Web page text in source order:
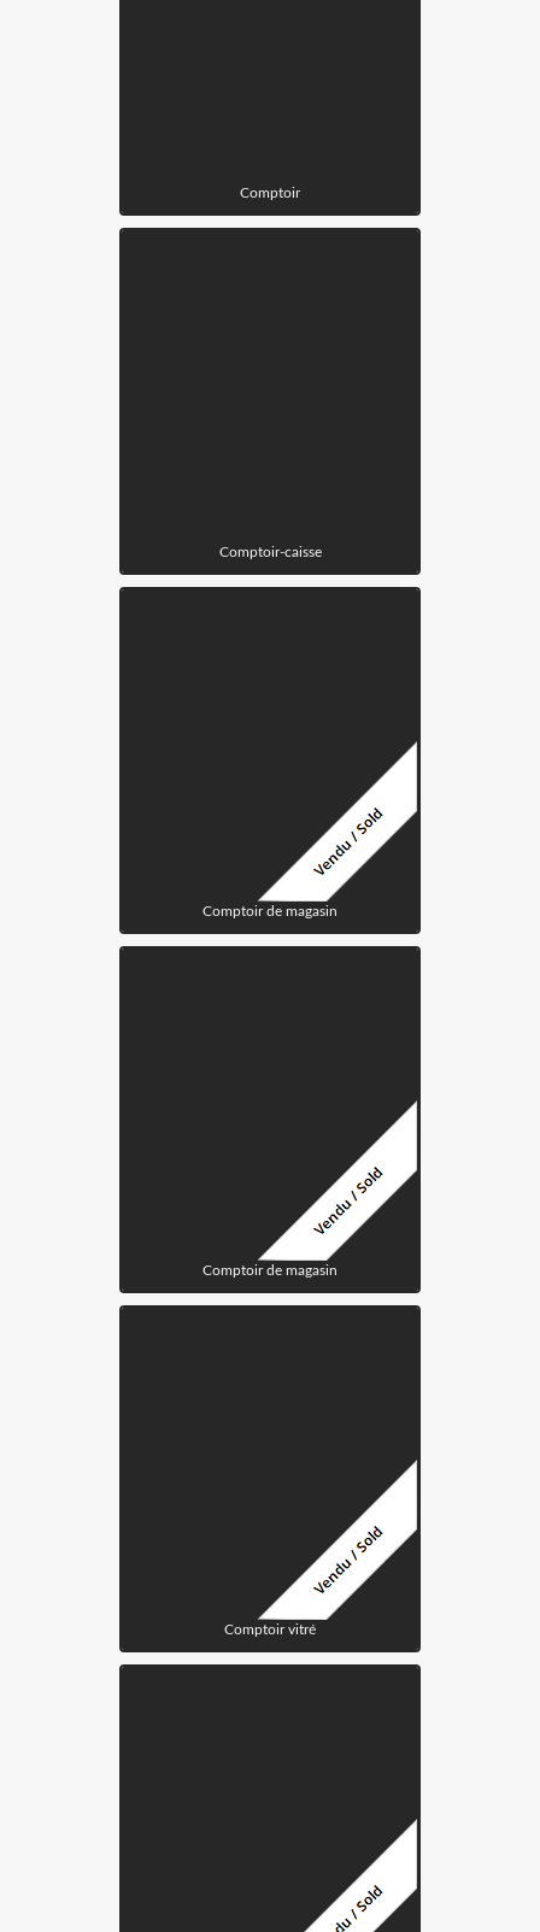
Comptoir
Comptoir-caisse
Comptoir de magasin
Comptoir de magasin
Comptoir vitré